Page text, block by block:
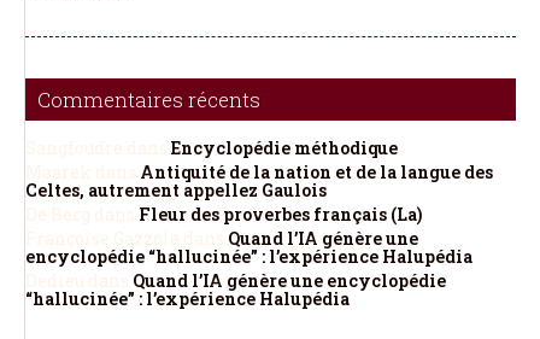
Commentaires récents
Encyclopédie méthodique
Antiquité de la nation et de la langue des
Celtes, autrement appellez Gaulois
Fleur des proverbes français (La)
Quand l’IA génère une
encyclopédie “hallucinée” : l’expérience Halupédia
Quand l’IA génère une encyclopédie
“hallucinée” : l’expérience Halupédia